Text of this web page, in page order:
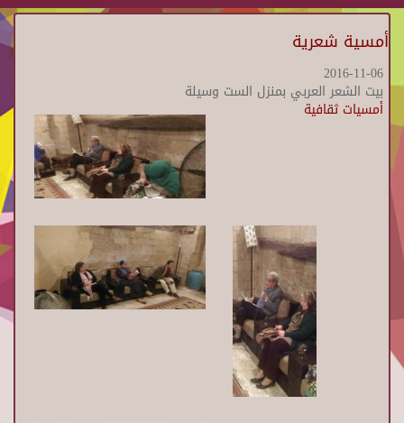
أمسية شعرية
2016-11-06
بيت الشعر العربي بمنزل الست وسيلة
أمسيات ثقافية